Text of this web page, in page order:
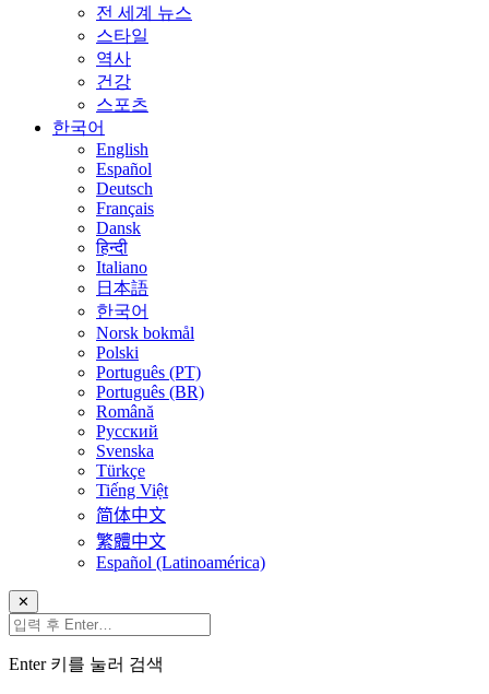
전 세계 뉴스
스타일
역사
건강
스포츠
한국어
English
Español
Deutsch
Français
Dansk
हिन्दी
Italiano
日本語
한국어
Norsk bokmål
Polski
Português (PT)
Português (BR)
Română
Русский
Svenska
Türkçe
Tiếng Việt
简体中文
繁體中文
Español (Latinoamérica)
✕
Enter 키를 눌러 검색